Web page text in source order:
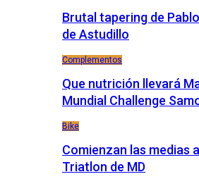
Brutal tapering de
de Astudillo
Complementos
Que nutrición llevará
Mundial Challenge
Bike
Comienzan las medias
Triatlon de MD